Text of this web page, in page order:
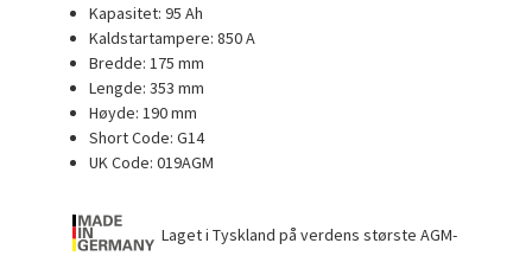
Kapasitet: 95 Ah
Kaldstartampere: 850 A
Bredde: 175 mm
Lengde: 353 mm
Høyde: 190 mm
Short Code: G14
UK Code: 019AGM
Laget i Tyskland på verdens største AGM-